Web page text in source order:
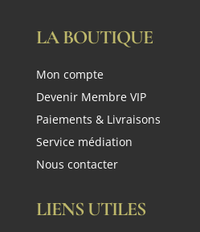
LA BOUTIQUE
Mon compte
Devenir Membre VIP
Paiements & Livraisons
Service médiation
Nous contacter
LIENS UTILES